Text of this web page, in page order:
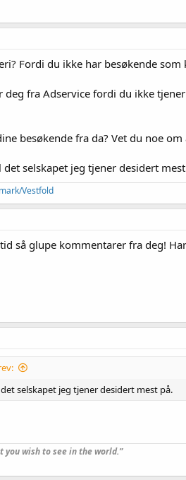
Fordi du ikke har besøkende som
deg fra Adservice fordi du ikke
besøkende fra da? Vet du noe
det selskapet jeg tjener desidert
Vestfold
så glupe kommentarer fra deg!
selskapet jeg tjener desidert mest på.
you wish to see in the world.”